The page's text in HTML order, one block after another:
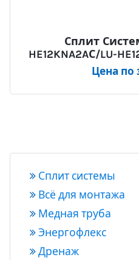
Сплит
HE12KNA2AС/LU-
Цена по
Сплит системы
Всё для монтажа
Медная труба
Энергофлекс
Дренаж